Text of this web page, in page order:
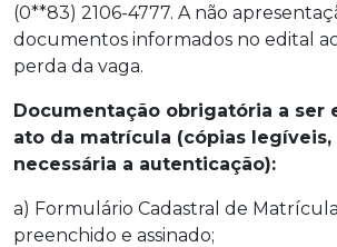
(0**83) 2106-4777. A não
documentos informados no edital
perda da vaga.
Documentação obrigatória a ser
ato da matrícula (cópias legíveis,
necessária a autenticação):
a) Formulário Cadastral de
preenchido e assinado;